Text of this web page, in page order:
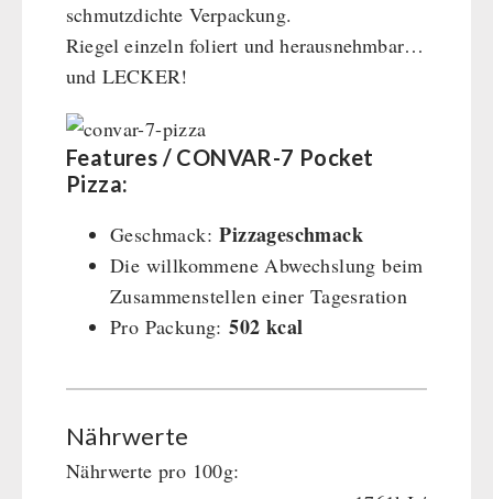
schmutzdichte Verpackung.
Riegel einzeln foliert und herausnehmbar…
und LECKER!
Features / CONVAR-7 Pocket
Pizza:
Geschmack:Pizzageschmack
Die willkommene Abwechslung beim
Zusammenstellen einer Tagesration
Pro Packung:502 kcal
Nährwerte
Nährwerte pro 100g: